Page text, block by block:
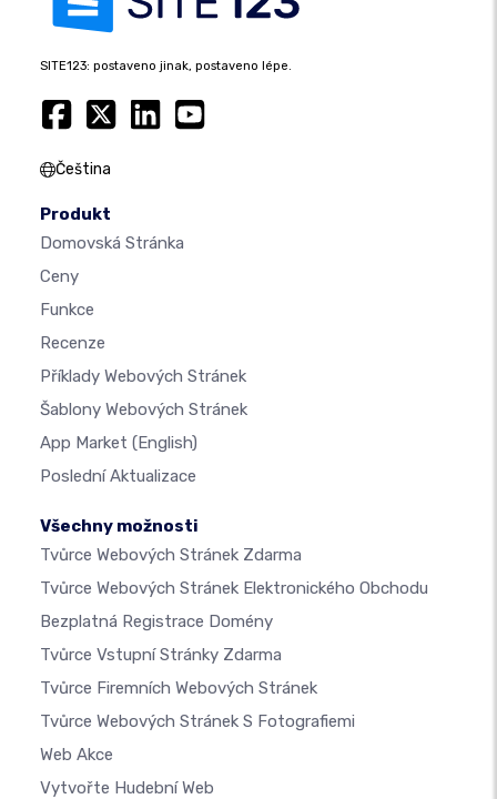
SITE123: postaveno jinak, postaveno lépe.
Čeština
Produkt
Domovská Stránka
Ceny
Funkce
Recenze
Příklady Webových Stránek
Šablony Webových Stránek
App Market (English)
Poslední Aktualizace
Všechny možnosti
Tvůrce Webových Stránek Zdarma
Tvůrce Webových Stránek Elektronického Obchodu
Bezplatná Registrace Domény
Tvůrce Vstupní Stránky Zdarma
Tvůrce Firemních Webových Stránek
Tvůrce Webových Stránek S Fotografiemi
Web Akce
Vytvořte Hudební Web